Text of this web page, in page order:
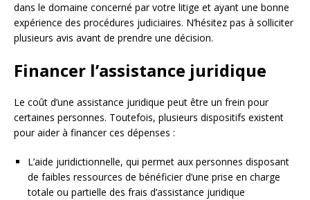
dans le domaine concerné par votre litige et ayant une bonne
expérience des procédures judiciaires. N’hésitez pas à solliciter
plusieurs avis avant de prendre une décision.
Financer l’assistance juridique
Le coût d’une assistance juridique peut être un frein pour
certaines personnes. Toutefois, plusieurs dispositifs existent
pour aider à financer ces dépenses :
L’aide juridictionnelle, qui permet aux personnes disposant
de faibles ressources de bénéficier d’une prise en charge
totale ou partielle des frais d’assistance juridique